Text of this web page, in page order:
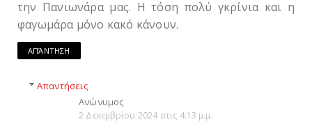
την Πανιωνάρα μας. Η τόση πολύ γκρίνια και η
φαγωμάρα μόνο κακό κάνουν.
ΑΠΆΝΤΗΣΗ
Απαντήσεις
Ανώνυμος
2 Δεκεμβρίου 2024 στις 4:13 μ.μ.